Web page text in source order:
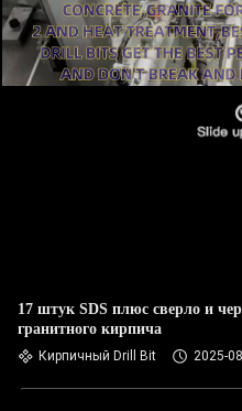
17 штук SDS плюс сверло и
гранитного кирпича
Кирпичный Drill Bit 2025-